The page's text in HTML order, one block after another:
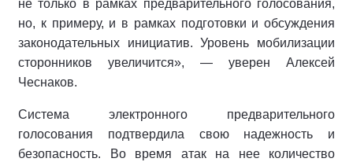
не только в рамках предварительного голосования,
но, к примеру, и в рамках подготовки и обсуждения
законодательных инициатив. Уровень мобилизации
сторонников увеличится», — уверен Алексей
Чеснаков.
Система электронного предварительного
голосования подтвердила свою надежность и
безопасность. Во время атак на нее количество